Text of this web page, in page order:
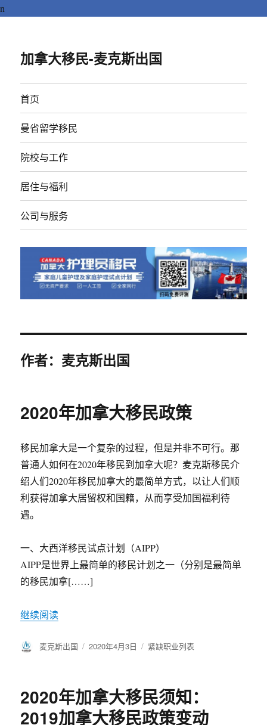
n
加拿大移民-麦克斯出国
首页
曼省留学移民
院校与工作
居住与福利
公司与服务
作者： 麦克斯出国
2020年加拿大移民政策
移民加拿大是一个复杂的过程，但是并非不可行。那
普通人如何在2020年移民到加拿大呢？麦克斯移民介
绍人们2020年移民加拿大的最简单方式，以让人们顺
利获得加拿大居留权和国籍，从而享受加国福利待
遇。
一、大西洋移民试点计划（AIPP）
AIPP是世界上最简单的移民计划之一（分别是最简单
的移民加拿[……]
继续阅读
作
麦克斯出国
发
2020年4月3日
分
紧缺职业列表
2020年加拿大移民须知：
2019加拿大移民政策变动